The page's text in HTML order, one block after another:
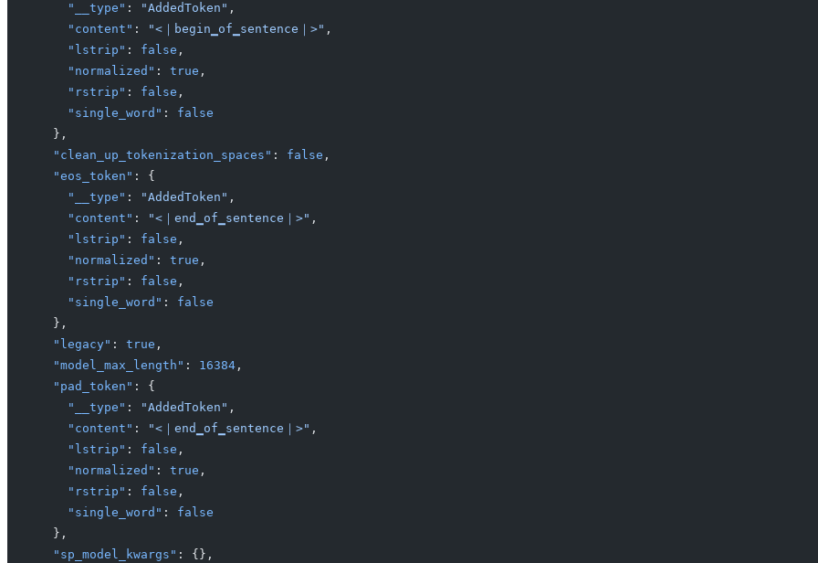
    "__type"
: "AddedToken" ,
    "content"
: "<｜begin▁of▁sentence｜>" ,
    "lstrip"
: false ,
    "normalized"
: true ,
    "rstrip"
: false ,
    "single_word"
: false
  },
  "clean_up_tokenization_spaces"
: false ,
  "eos_token"
: {
    "__type"
: "AddedToken" ,
    "content"
: "<｜end▁of▁sentence｜>" ,
    "lstrip"
: false ,
    "normalized"
: true ,
    "rstrip"
: false ,
    "single_word"
: false
  },
  "legacy"
: true ,
  "model_max_length"
: 16384,
  "pad_token"
: {
    "__type"
: "AddedToken" ,
    "content"
: "<｜end▁of▁sentence｜>" ,
    "lstrip"
: false ,
    "normalized"
: true ,
    "rstrip"
: false ,
    "single_word"
: false
  },
  "sp_model_kwargs"
: {},